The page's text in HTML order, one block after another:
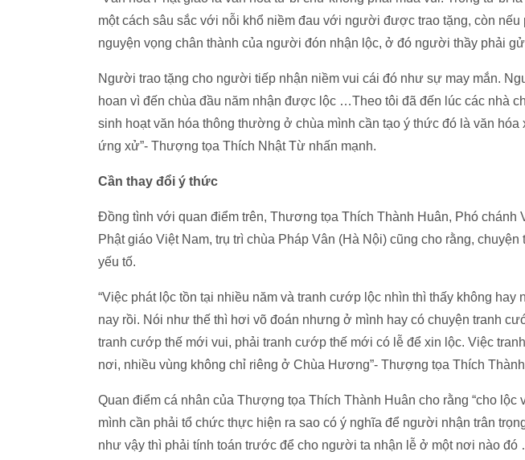
một cách sâu sắc với nỗi khổ niềm đau với người được trao tặng, còn nếu
nguyện vọng chân thành của người đón nhận lộc, ở đó người thầy phải
Người trao tặng cho người tiếp nhận niềm vui cái đó như sự may mắn.
hoan vì đến chùa đầu năm nhận được lộc …Theo tôi đã đến lúc các nhà
sinh hoạt văn hóa thông thường ở chùa mình cần tạo ý thức đó là văn hóa
ứng xử”- Thượng tọa Thích Nhật Từ nhấn mạnh.
Cần thay đổi ý thức
Đồng tình với quan điểm trên, Thương tọa Thích Thành Huân, Phó chánh
Phật giáo Việt Nam, trụ trì chùa Pháp Vân (Hà Nội) cũng cho rằng,
yếu tố.
“Việc phát lộc tồn tại nhiều năm và tranh cướp lộc nhìn thì thấy không hay
nay rồi. Nói như thế thì hơi võ đoán nhưng ở mình hay có chuyện tranh
tranh cướp thế mới vui, phải tranh cướp thế mới có lễ để xin lộc. Việc
nơi, nhiều vùng không chỉ riêng ở Chùa Hương”- Thượng tọa Thích
Quan điểm cá nhân của Thượng tọa Thích Thành Huân cho rằng “cho lộc
mình cần phải tổ chức thực hiện ra sao có ý nghĩa để người nhận trân
như vậy thì phải tính toán trước để cho người ta nhận lễ ở một nơi nào đó